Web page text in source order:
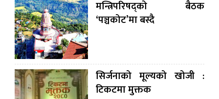
मन्त्रिपरिषद्को बैठक
‘पञ्चकोट’मा बस्दै
सिर्जनाको मूल्यको खोजी :
टिकटमा मुक्तक